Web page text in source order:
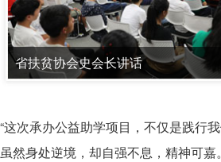
省扶贫协会史会长讲话
“这次承办公益助学项目，不仅是践行
虽然身处逆境，却自强不息，精神可